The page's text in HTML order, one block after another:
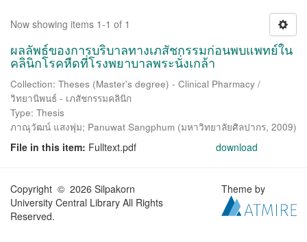
Now showing items 1-1 of 1
ผลลัพธ์ของการบริบาลทางเภสัชกรรมก่อนพบแพทย์ใน
คลินิกโรคหืดที่โรงพยาบาลพระนั่งเกล้า
Collection: Theses (Master's degree) - Clinical Pharmacy /
วิทยานิพนธ์ - เภสัชกรรมคลินิก
Type: Thesis
ภาณุวัฒน์ แสงพุ่ม; Panuwat Sangphum (มหาวิทยาลัยศิลปากร, 2009)
File in this item: Fulltext.pdf download
Copyright © 2026 Silpakorn
University Central Library All Rights
Reserved.
Theme by